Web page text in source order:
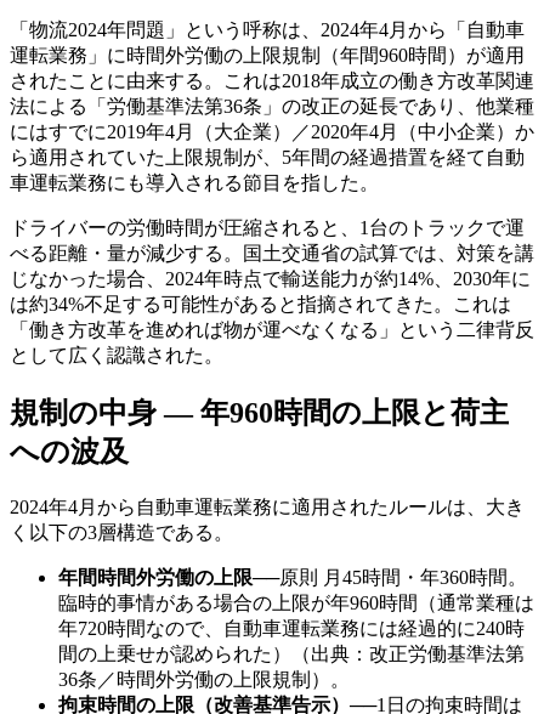
「物流2024年問題」という呼称は、2024年4月から「自動車
運転業務」に時間外労働の上限規制（年間960時間）が適用
されたことに由来する。これは2018年成立の働き方改革関連
法による「労働基準法第36条」の改正の延長であり、他業種
にはすでに2019年4月（大企業）／2020年4月（中小企業）か
ら適用されていた上限規制が、5年間の経過措置を経て自動
車運転業務にも導入される節目を指した。
ドライバーの労働時間が圧縮されると、1台のトラックで運
べる距離・量が減少する。国土交通省の試算では、対策を講
じなかった場合、2024年時点で輸送能力が約14%、2030年に
は約34%不足する可能性があると指摘されてきた。これは
「働き方改革を進めれば物が運べなくなる」という二律背反
として広く認識された。
規制の中身 — 年960時間の上限と荷主
への波及
2024年4月から自動車運転業務に適用されたルールは、大き
く以下の3層構造である。
年間時間外労働の上限──原則 月45時間・年360時間。
臨時的事情がある場合の上限が年960時間（通常業種は
年720時間なので、自動車運転業務には経過的に240時
間の上乗せが認められた）（出典：改正労働基準法第
36条／時間外労働の上限規制）。
拘束時間の上限（改善基準告示） ──1日の拘束時間は